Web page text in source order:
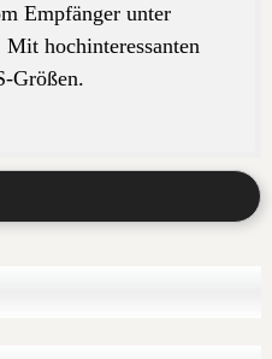
Empfänger unter
hochinteressanten
Größen.